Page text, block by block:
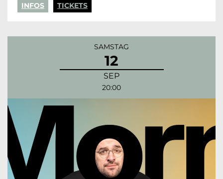
INFOS TICKETS
SAMSTAG
12
SEP
20:00